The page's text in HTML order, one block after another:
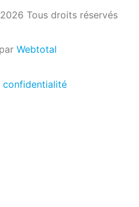
Tous droits réservés
Webtotal
confidentialité